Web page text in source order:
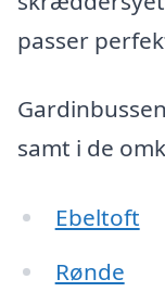
passer
samt i de
Ebeltoft
Rønde